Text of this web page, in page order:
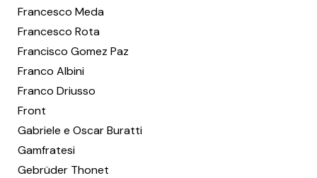
Francesco Meda
Francesco Rota
Francisco Gomez Paz
Franco Albini
Franco Driusso
Front
Gabriele e Oscar Buratti
Gamfratesi
Gebrüder Thonet